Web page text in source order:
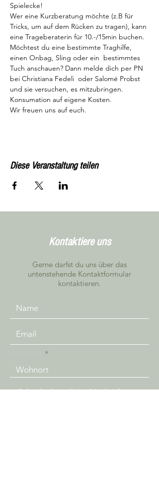
Spielecke!
Wer eine Kurzberatung möchte (z.B für
Tricks, um auf dem Rücken zu tragen), kann
eine Trageberaterin für 10.-/15min buchen.
Möchtest du eine bestimmte Traghilfe,
einen Onbag, Sling oder ein  bestimmtes
Tuch anschauen? Dann melde dich per PN
bei Christiana Fedeli  oder Salomé Probst
und sie versuchen, es mitzubringen.
Konsumation auf eigene Kosten.
Wir freuen uns auf euch.
Diese Veranstaltung teilen
Kontaktiere uns
Gerne darfst du uns über das
untenstehende Kontaktformular
kontaktieren.